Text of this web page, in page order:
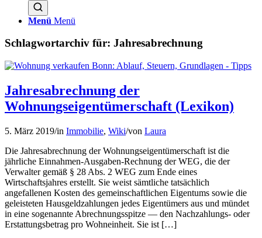
Menü Menü
Schlagwortarchiv für: Jahresabrechnung
Jahresabrechnung der
Wohnungseigentümerschaft (Lexikon)
5. März 2019/in Immobilie, Wiki/von Laura
Die Jahresabrechnung der Wohnungseigentümerschaft ist die
jährliche Einnahmen-Ausgaben-Rechnung der WEG, die der
Verwalter gemäß § 28 Abs. 2 WEG zum Ende eines
Wirtschaftsjahres erstellt. Sie weist sämtliche tatsächlich
angefallenen Kosten des gemeinschaftlichen Eigentums sowie die
geleisteten Hausgeldzahlungen jedes Eigentümers aus und mündet
in eine sogenannte Abrechnungsspitze — den Nachzahlungs- oder
Erstattungsbetrag pro Wohneinheit. Sie ist […]